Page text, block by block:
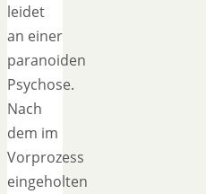
leidet
an einer
paranoiden
Psychose.
Nach
dem im
Vorprozess
eingeholten